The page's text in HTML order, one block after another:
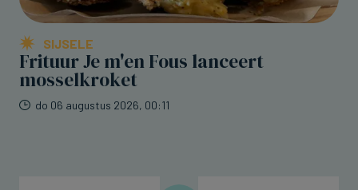
SIJSELE
Frituur Je m'en Fous lanceert
mosselkroket
do 06 augustus 2026, 00:11